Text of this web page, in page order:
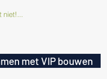
niet!...
met VIP bouwen